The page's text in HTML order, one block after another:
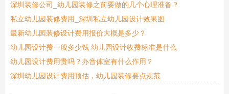
深圳装修公司_幼儿园装修之前要做的几个心理准备？
私立幼儿园装修费用_深圳私立幼儿园设计效果图
最新幼儿园装修设计费用报价大概是多少？
幼儿园设计费一般多少钱 幼儿园设计收费标准是什么
幼儿园设计费用贵吗？办音体室有什么作用？
深圳幼儿园设计费用预估，幼儿园装修要点规范